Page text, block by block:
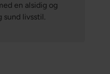
en alsidig og
sund livsstil.